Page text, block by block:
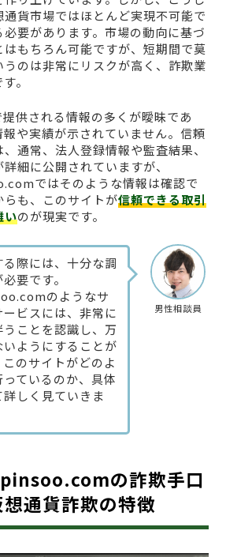
貨市場ではほとんど実現不可能で
要があります。市場の動向に基づ
はもちろん可能ですが、短期間で莫
のは非常にリスクが高く、詐欺業
。
供される情報の多くが曖昧であ
報や実績が示されていません。信頼
通常、法人登録情報や監査結果、
細に公開されていますが、
ではそのような情報は確認で
も、このサイトが信頼できる取引
いのが現実です。
男性相談員
際には、十分な調
要です。
のようなサ
ビスには、非常に
ことを認識し、万
ようにすることが
のサイトがどのよ
ているのか、具体
しく見ていきま
の詐欺手口
想通貨詐欺の特徴